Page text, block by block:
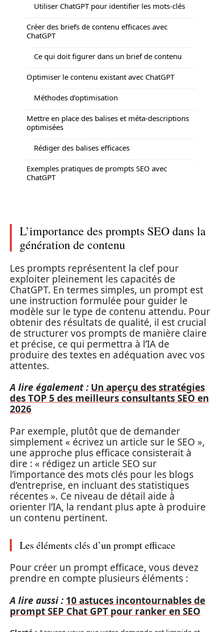
Utiliser ChatGPT pour identifier les mots-clés
Créer des briefs de contenu efficaces avec
ChatGPT
Ce qui doit figurer dans un brief de contenu
Optimiser le contenu existant avec ChatGPT
Méthodes d’optimisation
Mettre en place des balises et méta-descriptions
optimisées
Rédiger des balises efficaces
Exemples pratiques de prompts SEO avec
ChatGPT
L’importance des prompts SEO dans la
génération de contenu
Les prompts représentent la clef pour
exploiter pleinement les capacités de
ChatGPT. En termes simples, un prompt est
une instruction formulée pour guider le
modèle sur le type de contenu attendu. Pour
obtenir des résultats de qualité, il est crucial
de structurer vos prompts de manière claire
et précise, ce qui permettra à l’IA de
produire des textes en adéquation avec vos
attentes.
A lire également : Un aperçu des stratégies
des TOP 5 des meilleurs consultants SEO en
2026
Par exemple, plutôt que de demander
simplement « écrivez un article sur le SEO »,
une approche plus efficace consisterait à
dire : « rédigez un article SEO sur
l’importance des mots clés pour les blogs
d’entreprise, en incluant des statistiques
récentes ». Ce niveau de détail aide à
orienter l’IA, la rendant plus apte à produire
un contenu pertinent.
Les éléments clés d’un prompt efficace
Pour créer un prompt efficace, vous devez
prendre en compte plusieurs éléments :
A lire aussi : 10 astuces incontournables de
prompt SEP Chat GPT pour ranker en SEO